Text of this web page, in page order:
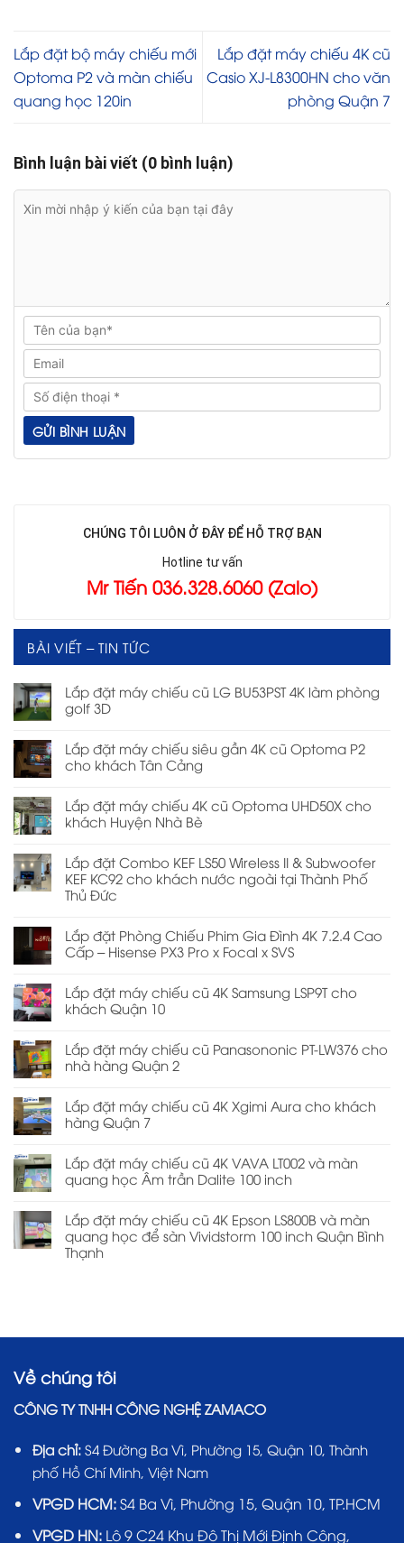
CHÚNG TÔI LUÔN Ở ĐÂY ĐỂ HỖ TRỢ BẠN
Hotline tư vấn
Mr Tiến 036.328.6060 (Zalo)
BÀI VIẾT – TIN TỨC
Lắp đặt máy chiếu cũ LG BU53PST 4K làm phòng
golf 3D
Lắp đặt máy chiếu siêu gần 4K cũ Optoma P2
cho khách Tân Cảng
Lắp đặt máy chiếu 4K cũ Optoma UHD50X cho
khách Huyện Nhà Bè
Lắp đặt Combo KEF LS50 Wireless II & Subwoofer
KEF KC92 cho khách nước ngoài tại Thành Phố
Thủ Đức
Lắp đặt Phòng Chiếu Phim Gia Đình 4K 7.2.4 Cao
Cấp – Hisense PX3 Pro x Focal x SVS
Lắp đặt máy chiếu cũ 4K Samsung LSP9T cho
khách Quận 10
Lắp đặt máy chiếu cũ Panasononic PT-LW376 cho
nhà hàng Quận 2
Lắp đặt máy chiếu cũ 4K Xgimi Aura cho khách
hàng Quận 7
Lắp đặt máy chiếu cũ 4K VAVA LT002 và màn
quang học Âm trần Dalite 100 inch
Lắp đặt máy chiếu cũ 4K Epson LS800B và màn
quang học để sàn Vividstorm 100 inch Quận Bình
Thạnh
Lắp đặt bộ máy chiếu mới
Optoma P2 và màn chiếu
quang học 120in
Lắp đặt máy chiếu 4K cũ
Casio XJ-L8300HN cho văn
phòng Quận 7
Bình luận bài viết (0 bình luận)
Về chúng tôi
CÔNG TY TNHH CÔNG NGHỆ ZAMACO
Địa chỉ: S4 Đường Ba Vì, Phường 15, Quận 10, Thành
phố Hồ Chí Minh, Việt Nam
VPGD HCM:S4 Ba Vì, Phường 15, Quận 10, TP.HCM
VPGD HN:Lô 9 C24 Khu Đô Thị Mới Định Công,